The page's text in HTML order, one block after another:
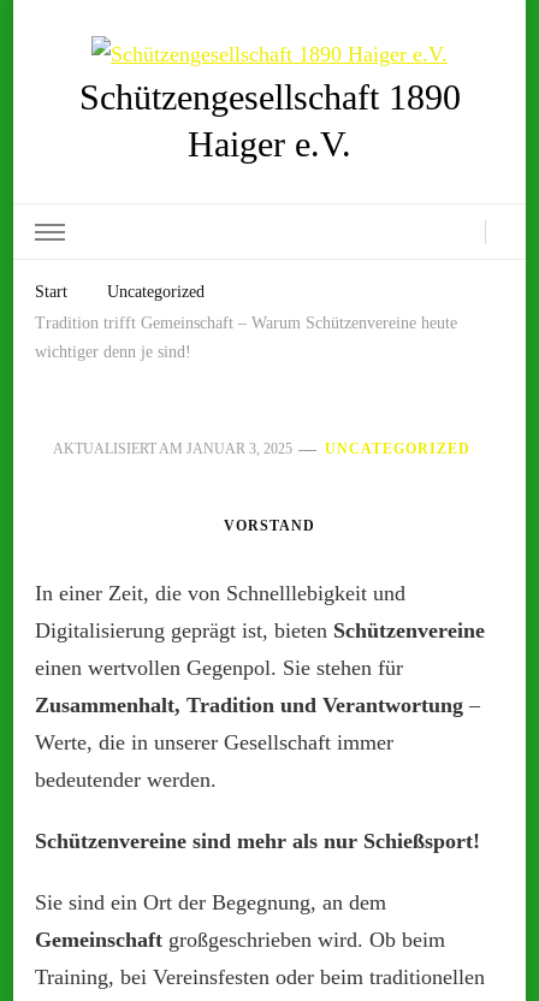
Schützengesellschaft 1890
Haiger e.V.
Start
Uncategorized
Tradition trifft Gemeinschaft – Warum Schützenvereine heute
wichtiger denn je sind!
AKTUALISIERT AM JANUAR 3, 2025 UNCATEGORIZED
VORSTAND
In einer Zeit, die von Schnelllebigkeit und
Digitalisierung geprägt ist, bieten Schützenvereine
einen wertvollen Gegenpol. Sie stehen für
Zusammenhalt, Tradition und Verantwortung –
Werte, die in unserer Gesellschaft immer
bedeutender werden.
Schützenvereine sind mehr als nur Schießsport!
Sie sind ein Ort der Begegnung, an dem
Gemeinschaft großgeschrieben wird. Ob beim
Training, bei Vereinsfesten oder beim traditionellen